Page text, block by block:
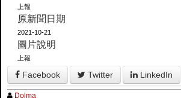
上報
原新聞日期
2021-10-21
圖片說明
上報
Facebook Twitter LinkedIn
Dolma